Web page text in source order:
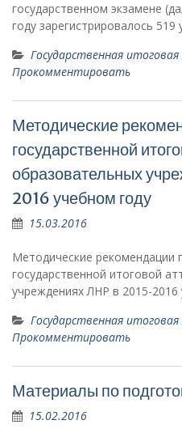
государственном экзамене
году зарегистрировалось 519
Государственная
Прокомментировать
Методические
государственной
образовательных
2016 учебном году
15.03.2016
Методические рекомендации
государственной итоговой
учреждениях ЛНР в 2015-2016
Государственная
Прокомментировать
Материалы по
15.02.2016